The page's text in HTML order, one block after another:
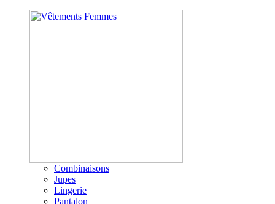
Combinaisons
Jupes
Lingerie
Pantalon